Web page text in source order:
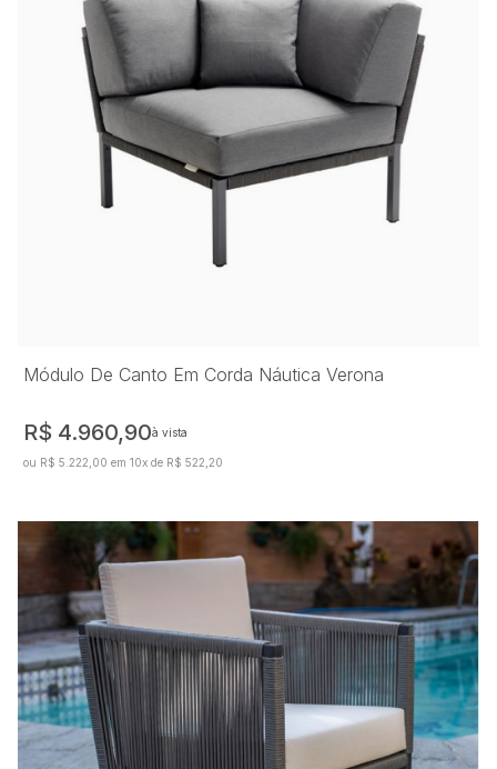
Módulo De Canto Em Corda Náutica Verona
R$ 4.960,90à vista
ou R$ 5.222,00 em 10x de R$ 522,20